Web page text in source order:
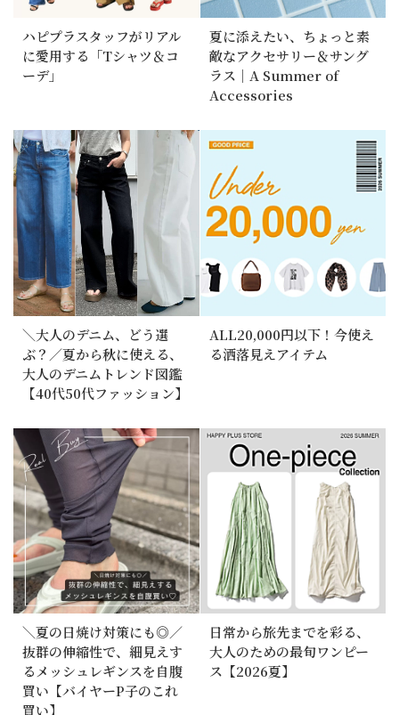
ハピプラスタッフがリアル
に愛用する「Tシャツ＆コ
ーデ」
夏に添えたい、ちょっと素
敵なアクセサリー＆サング
ラス｜A Summer of
Accessories
＼大人のデニム、どう選
ぶ？／夏から秋に使える、
大人のデニムトレンド図鑑
【40代50代ファッション】
ALL20,000円以下！今使え
る洒落見えアイテム
＼夏の日焼け対策にも◎／
抜群の伸縮性で、細見えす
るメッシュレギンスを自腹
買い【バイヤーP子のこれ
買い】
日常から旅先までを彩る、
大人のための最旬ワンピー
ス【2026夏】